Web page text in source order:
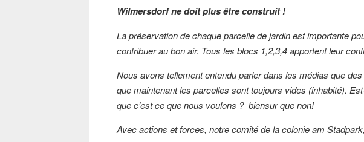
Wilmersdorf ne doit plus être construit !
La préservation de chaque parcelle de jardin est importante
contribuer au bon air. Tous les blocs 1,2,3,4 apportent leur
Nous avons tellement entendu parler dans les médias que
que maintenant les parcelles sont toujours vides (inhabité).
que c’est ce que nous voulons ? biensur que non!
Avec actions et forces, notre comité de la colonie am